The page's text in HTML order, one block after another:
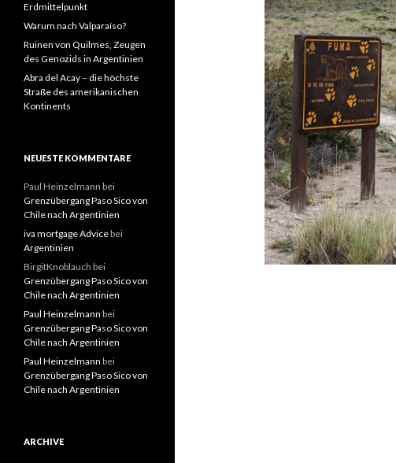
Erdmittelpunkt
Warum nach Valparaíso?
Ruinen von Quilmes, Zeugen
des Genozids in Argentinien
Abra del Acay – die höchste
Straße des amerikanischen
Kontinents
NEUESTE KOMMENTARE
Paul Heinzelmann bei
Grenzübergang Paso Sico von
Chile nach Argentinien
iva mortgage Advicebei
Argentinien
BirgitKnoblauch bei
Grenzübergang Paso Sico von
Chile nach Argentinien
Paul Heinzelmann bei
Grenzübergang Paso Sico von
Chile nach Argentinien
Paul Heinzelmann bei
Grenzübergang Paso Sico von
Chile nach Argentinien
ARCHIVE